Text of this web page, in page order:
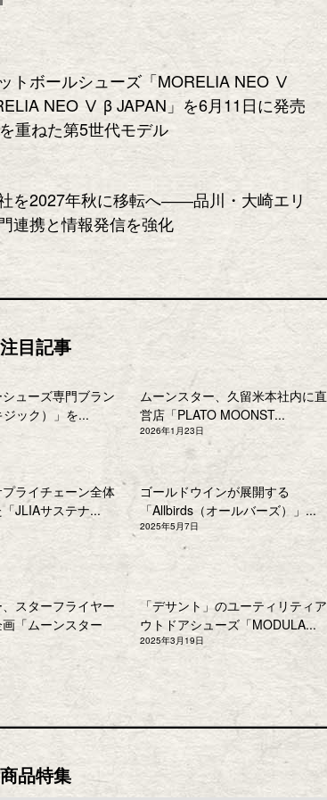
トボールシューズ「MORELIA NEO Ⅴ
NEO Ⅴ β JAPAN」を6月11日に発売
重ねた第5世代モデル
を2027年秋に移転へ――品川・大崎エリ
連携と情報発信を強化
注目記事
ューズ専門ブラン
ック）」を...
ムーンスター、久留米本社内に直
営店「PLATO MOONST...
2026年1月23日
ライチェーン全体
JLIAサステナ...
ゴールドウインが展開する
「Allbirds（オールバーズ）」...
2025年5月7日
スターフライヤー
「ムーンスター
「デサント」のユーティリティア
ウトドアシューズ「MODULA...
2025年3月19日
商品特集